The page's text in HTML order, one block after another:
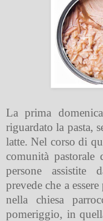
La prima
riguardato la pasta,
latte. Nel corso di
comunità
persone assistite
prevede che a
nella chiesa
pomeriggio, in